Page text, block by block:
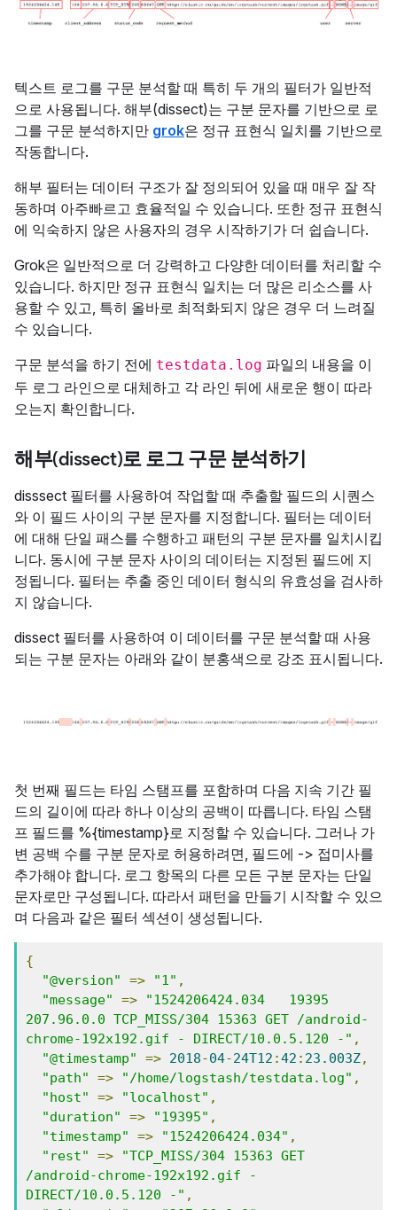
텍스트 로그를 구문 분석할 때 특히 두 개의 필터가 일반적
으로 사용됩니다. 해부(dissect)는 구분 문자를 기반으로 로
그를 구문 분석하지만 grok은 정규 표현식 일치를 기반으로
작동합니다.
해부 필터는 데이터 구조가 잘 정의되어 있을 때 매우 잘 작
동하며 아주빠르고 효율적일 수 있습니다. 또한 정규 표현식
에 익숙하지 않은 사용자의 경우 시작하기가 더 쉽습니다.
Grok은 일반적으로 더 강력하고 다양한 데이터를 처리할 수
있습니다. 하지만 정규 표현식 일치는 더 많은 리소스를 사
용할 수 있고, 특히 올바로 최적화되지 않은 경우 더 느려질
수 있습니다.
구문 분석을 하기 전에 testdata.log 파일의 내용을 이
두 로그 라인으로 대체하고 각 라인 뒤에 새로운 행이 따라
오는지 확인합니다.
해부(dissect)로 로그 구문 분석하기
disssect 필터를 사용하여 작업할 때 추출할 필드의 시퀀스
와 이 필드 사이의 구분 문자를 지정합니다. 필터는 데이터
에 대해 단일 패스를 수행하고 패턴의 구분 문자를 일치시킵
니다. 동시에 구분 문자 사이의 데이터는 지정된 필드에 지
정됩니다. 필터는 추출 중인 데이터 형식의 유효성을 검사하
지 않습니다.
dissect 필터를 사용하여 이 데이터를 구문 분석할 때 사용
되는 구분 문자는 아래와 같이 분홍색으로 강조 표시됩니다.
첫 번째 필드는 타임 스탬프를 포함하며 다음 지속 기간 필
드의 길이에 따라 하나 이상의 공백이 따릅니다. 타임 스탬
프 필드를 %{timestamp}로 지정할 수 있습니다. 그러나 가
변 공백 수를 구분 문자로 허용하려면, 필드에 -> 접미사를
추가해야 합니다. 로그 항목의 다른 모든 구분 문자는 단일
문자로만 구성됩니다. 따라서 패턴을 만들기 시작할 수 있으
며 다음과 같은 필터 섹션이 생성됩니다.
{
"@version"
=> "1" ,
"message"
=>
"1524206424.034   19395
207.96.0.0 TCP_MISS/304 15363 GET /android-
chrome-192x192.gif - DIRECT/10.0.5.120 -" ,
"@timestamp"
=> 2018-04-24T12 :42 : 23.003Z,
"path"
=> "/home/logstash/testdata.log" ,
"host"
=> "localhost" ,
"duration"
=> "19395" ,
"timestamp"
=> "1524206424.034" ,
"rest"
=>
"TCP_MISS/304 15363 GET
/android-chrome-192x192.gif -
DIRECT/10.0.5.120 -" ,